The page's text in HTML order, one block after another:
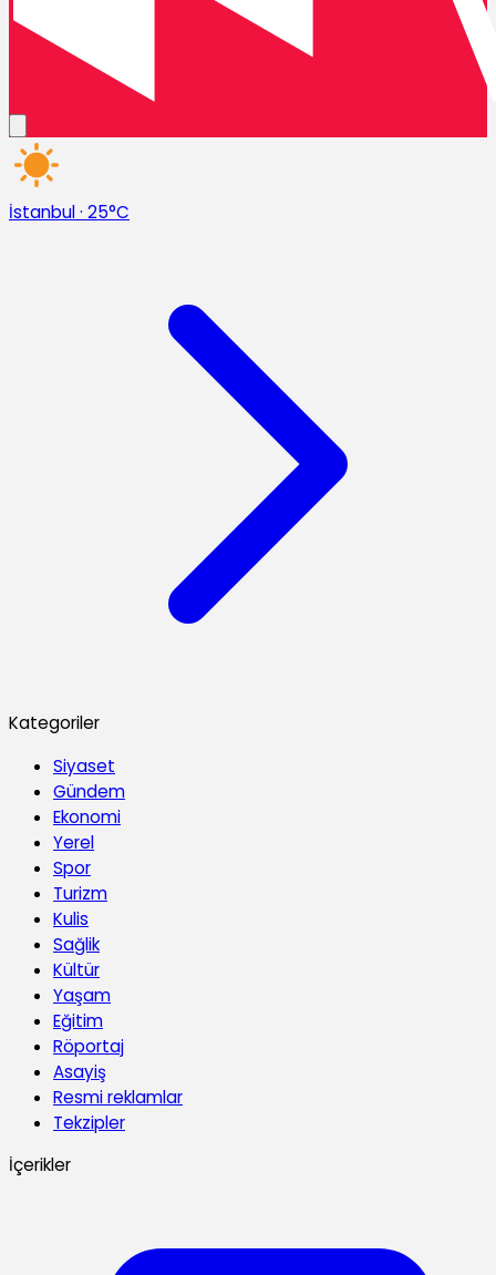
İstanbul· 25°C
Kategoriler
Siyaset
Gündem
Ekonomi
Yerel
Spor
Turizm
Kulis
Sağlik
Kültür
Yaşam
Eğitim
Röportaj
Asayiş
Resmi reklamlar
Tekzipler
İçerikler